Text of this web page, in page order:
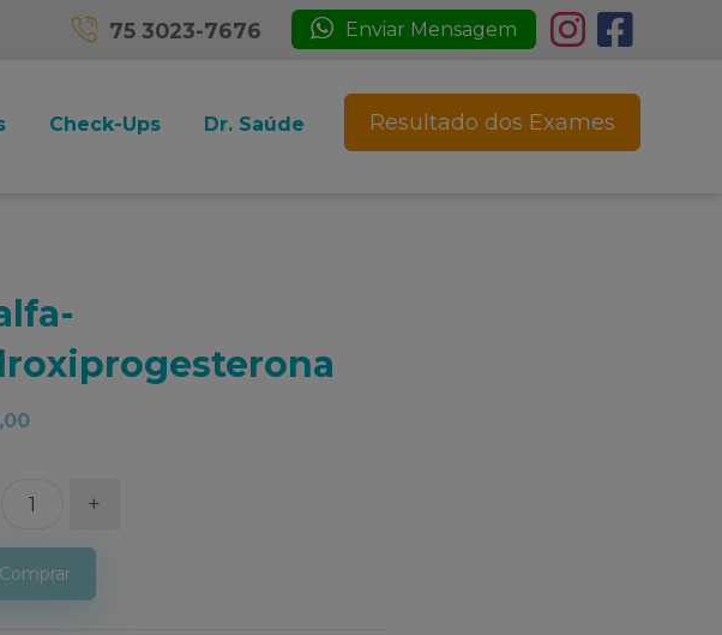
Enviar Mensagem
75 3023-7676
Resultado dos Exames
Check-Ups Dr. Saúde
+
Comprar